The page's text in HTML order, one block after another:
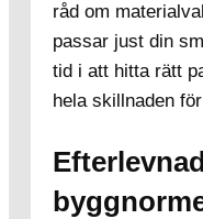
råd om
passar just din
tid i att hitta rätt
hela skillnaden